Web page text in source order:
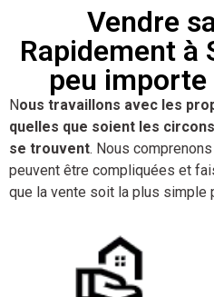
Vendre
Rapidement à
peu
Nous travaillons avec les
quelles que soient les
se trouvent. Nous
peuvent être compliquées et
que la vente soit la plus simple